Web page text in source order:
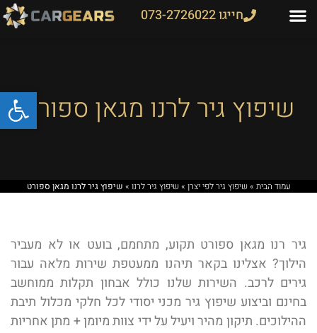
חייגו 073-2726022
שיפוץ גיר לרנו מגאן ספורט
עמוד הבית »שיפוץ גיר לפי יצרן »שיפוץ גיר לרנו » שיפוץ גיר לרנו מגאן ספורט
גיר רנו מגאן ספורט תקוע, מתחמם, בועט או לא מעביר
הילוך? אצלינו בקאר תיהנו ממעטפת שירות מלאה עבור
גירים לרכב. השירות שלנו כולל אבחון תקלות ממוחשב
בחינם וביצוע שיפוץ גיר מכני יסודי לכל חלקי מכלול תיבת
ההילוכים. תיקון מהיר ויעיל על ידי צוות מיומן + מתן אחריות